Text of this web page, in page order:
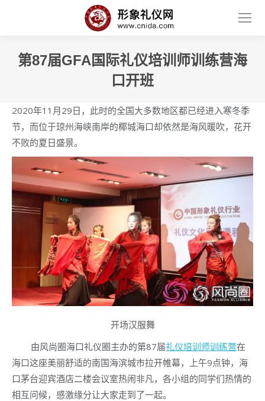
第87届GFA国际礼仪培训师训练营海
口开班
2020年11月29日，此时的全国大多数地区都已经进入寒冬季
节，而位于琼州海峡南岸的椰城海口却依然是海风暖吹，花开
不败的夏日盛景。
开场汉服舞
由风尚圈海口礼仪圈主办的第87届礼仪培训师训练营在
海口这座美丽舒适的南国海滨城市拉开帷幕，上午9点钟，海
口茅台迎宾酒店二楼会议室热闹非凡，各小组的同学们热情的
相互问候，感激缘分让大家走到了一起。